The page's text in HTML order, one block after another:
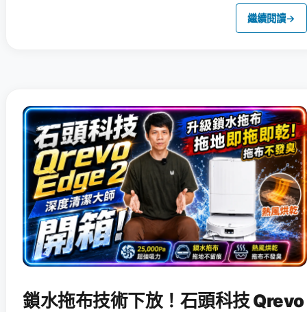
繼續閱讀→
鎖水拖布技術下放！石頭科技 Qrevo